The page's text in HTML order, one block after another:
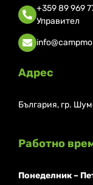
+359 89 969
Управител
Адрес
България, гр.
Работно
Понеделник ⁠–